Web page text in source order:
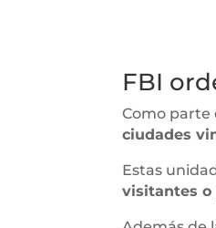
FBI
Como parte
ciudades
Estas
visitantes